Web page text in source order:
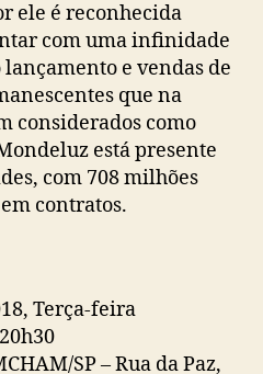
ele é reconhecida
com uma infinidade
lançamento e vendas de
que na
considerados como
está presente
com 708 milhões
contratos.
Terça-feira
SP – Rua da Paz,